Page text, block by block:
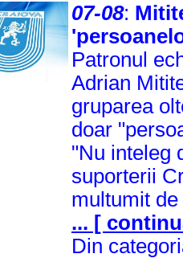
07-08:
Patronul
Adrian
gruparea
doar
"Nu inteleg
suporterii
multumit
... [
Din